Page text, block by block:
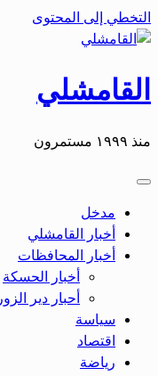
التخطي إلى المحتوى
القامشلي
منذ ١٩٩٩ مستمرون
مدخل
أخبار القامشلي
أخبار المحافظات
أخبار الحسكة
أحبار دير الزور
سياسة
اقتصاد
رياضة